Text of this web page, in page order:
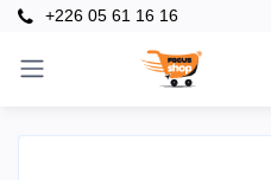
+226 05 61 16 16